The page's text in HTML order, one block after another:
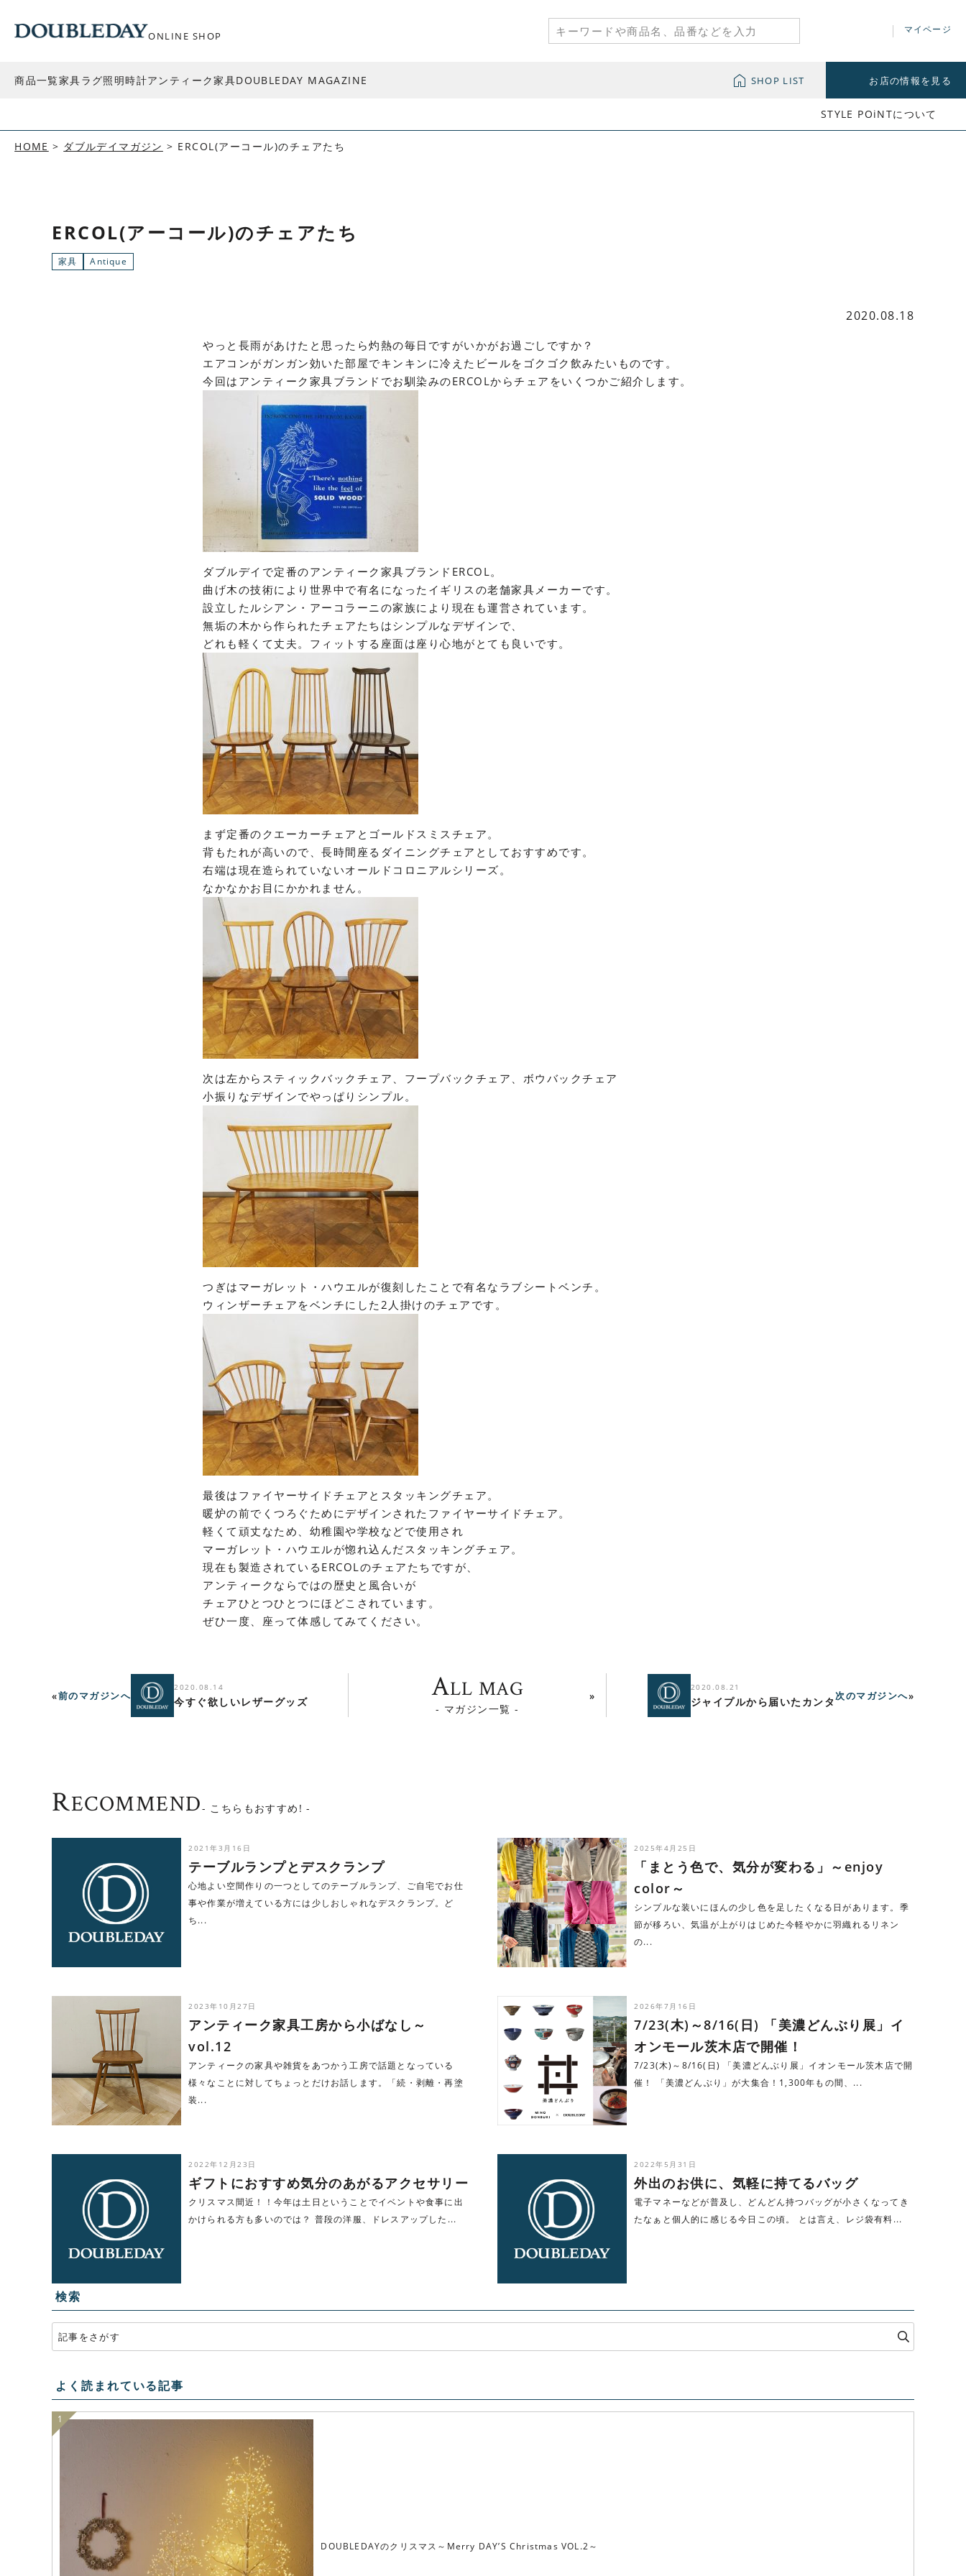
ONLINE SHOP
マイページ
商品一覧家具ラグ照明時計アンティーク家具DOUBLEDAY MAGAZINE SHOP LIST お店の情報を見る
STYLE POiNTについて
HOME ダブルデイマガジン ERCOL(アーコール)のチェアたち
ERCOL(アーコール)のチェアたち
家具 Antique
2020.08.18
やっと長雨があけたと思ったら灼熱の毎日ですがいかがお過ごしですか？
エアコンがガンガン効いた部屋でキンキンに冷えたビールをゴクゴク飲みたいものです。
今回はアンティーク家具ブランドでお馴染みのERCOLからチェアをいくつかご紹介します。
ダブルデイで定番のアンティーク家具ブランドERCOL。
曲げ木の技術により世界中で有名になったイギリスの老舗家具メーカーです。
設立したルシアン・アーコラーニの家族により現在も運営されています。
無垢の木から作られたチェアたちはシンプルなデザインで、
どれも軽くて丈夫。フィットする座面は座り心地がとても良いです。
まず定番のクエーカーチェアとゴールドスミスチェア。
背もたれが高いので、長時間座るダイニングチェアとしておすすめです。
右端は現在造られていないオールドコロニアルシリーズ。
なかなかお目にかかれません。
次は左からスティックバックチェア、フープバックチェア、ボウバックチェア
小振りなデザインでやっぱりシンプル。
つぎはマーガレット・ハウエルが復刻したことで有名なラブシートベンチ。
ウィンザーチェアをベンチにした2人掛けのチェアです。
最後はファイヤーサイドチェアとスタッキングチェア。
暖炉の前でくつろぐためにデザインされたファイヤーサイドチェア。
軽くて頑丈なため、幼稚園や学校などで使用され
マーガレット・ハウエルが惚れ込んだスタッキングチェア。
現在も製造されているERCOLのチェアたちですが、
アンティークならではの歴史と風合いが
チェアひとつひとつにほどこされています。
ぜひ一度、座って体感してみてください。
2020.08.14
今すぐ欲しいレザーグッズ
«前のマガジンへ ALL MAG
- マガジン一覧 -
2020.08.21
ジャイプルから届いたカンタ次のマガジンへ»
RECOMMEND- こちらもおすすめ! -
2021年3月16日
テーブルランプとデスクランプ
心地よい空間作りの一つとしてのテーブルランプ、ご自宅でお仕
事や作業が増えている方には少しおしゃれなデスクランプ。ど
ち...
2025年4月25日
「まとう色で、気分が変わる」～enjoy
color～
シンプルな装いにほんの少し色を足したくなる日があります。季
節が移ろい、気温が上がりはじめた今軽やかに羽織れるリネン
の...
2023年10月27日
アンティーク家具工房から小ばなし～
vol.12
アンティークの家具や雑貨をあつかう工房で話題となっている
様々なことに対してちょっとだけお話します。「続・剥離・再塗
装...
2026年7月16日
7/23(木)～8/16(日) 「美濃どんぶり展」イ
オンモール茨木店で開催！
7/23(木)～8/16(日) 「美濃どんぶり展」イオンモール茨木店で開
催！ 「美濃どんぶり」が大集合！1,300年もの間、...
2022年12月23日
ギフトにおすすめ気分のあがるアクセサリー
クリスマス間近！！今年は土日ということでイベントや食事に出
かけられる方も多いのでは？ 普段の洋服、ドレスアップした...
2022年5月31日
外出のお供に、気軽に持てるバッグ
電子マネーなどが普及し、どんどん持つバッグが小さくなってき
たなぁと個人的に感じる今日この頃。 とは言え、レジ袋有料...
検索
よく読まれている記事
DOUBLEDAYのクリスマス～Merry DAY’S Christmas VOL.2～